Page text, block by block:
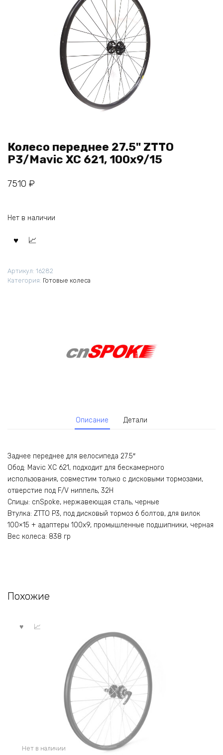
Колесо переднее 27.5" ZTTO
P3/Mavic XC 621, 100x9/15
7510 ₽
Нет в наличии
Артикул: 16282
Категория: Готовые колеса
Описание Детали
Заднее переднее для велосипеда 27.5″
Обод: Mavic XC 621, подходит для бескамерного
использования, совместим только с дисковыми тормозами,
отверстие под F/V ниппель, 32H
Спицы: cnSpoke, нержавеющая сталь, черные
Втулка: ZTTO P3, под дисковый тормоз 6 болтов, для вилок
100×15 + адаптеры 100х9, промышленные подшипники, черная
Вес колеса: 838 гр
Похожие
Нет в наличии